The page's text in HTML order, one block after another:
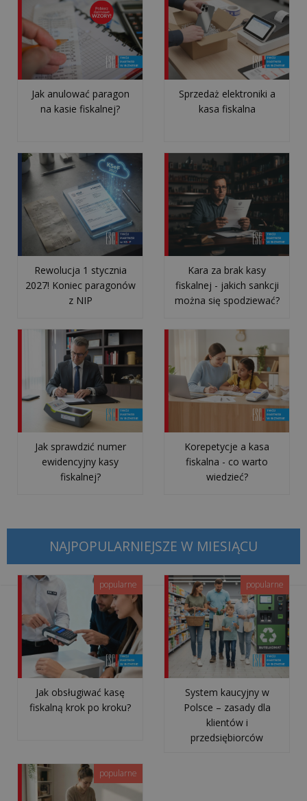
kasie
lub
drukarce
fiskalnej?
Jak anulować paragon
na kasie fiskalnej?
Sprzedaż elektroniki a
kasa fiskalna
Rewolucja 1 stycznia
2027! Koniec paragonów
z NIP
Kara za brak kasy
fiskalnej - jakich sankcji
można się spodziewać?
Jak sprawdzić numer
ewidencyjny kasy
fiskalnej?
Korepetycje a kasa
fiskalna - co warto
wiedzieć?
NAJPOPULARNIEJSZE W MIESIĄCU
popularne
Jak obsługiwać kasę
fiskalną krok po kroku?
popularne
System kaucyjny w
Polsce – zasady dla
klientów i
przedsiębiorców
popularne